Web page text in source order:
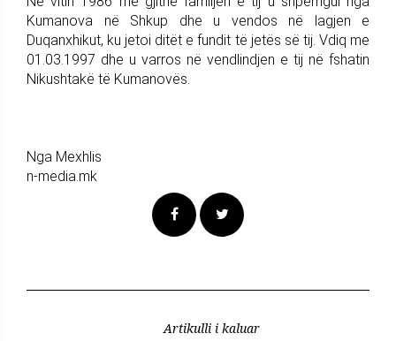
Kumanova në Shkup dhe u vendos në lagjen e
Duqanxhikut, ku jetoi ditët e fundit të jetës së tij. Vdiq me
01.03.1997 dhe u varros në vendlindjen e tij në fshatin
Nikushtakë të Kumanovës.
Nga Mexhlis
n-media.mk
Artikulli i kaluar